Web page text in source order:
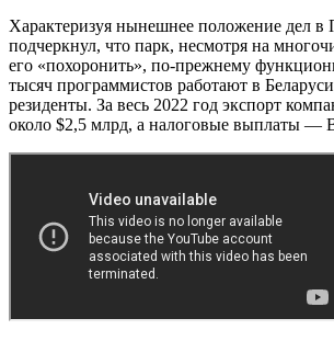
Характеризуя нынешнее положение дел в
подчеркнул, что парк, несмотря на
его «похоронить», по-прежнему
тысяч программистов работают в
резиденты. За весь 2022 год экспорт
около $2,5 млрд, а налоговые выплаты —